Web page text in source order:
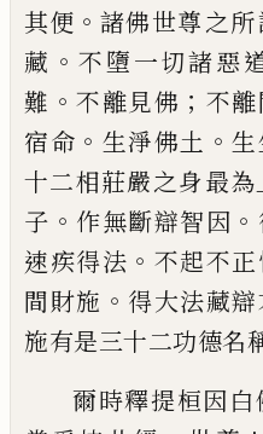
其便 。 諸佛世尊之所
藏 。 不墮一切諸惡
難 。 不離見佛 ； 不
宿命 。 生淨佛土 。
十二相莊嚴之身最為
子 。 作無斷辯智因 。
速疾得法 。 不起不
間財施 。 得大法藏
施有是三十二功德名
爾時釋提桓因 白